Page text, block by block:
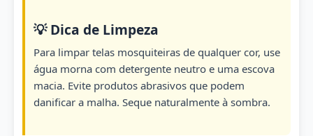
💡 Dica de Limpeza
Para limpar telas mosquiteiras de qualquer cor, use
água morna com detergente neutro e uma escova
macia. Evite produtos abrasivos que podem
danificar a malha. Seque naturalmente à sombra.